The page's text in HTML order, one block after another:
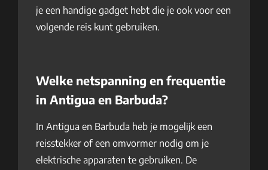
je een handige gadget hebt die je ook voor een
volgende reis kunt gebruiken.
Welke netspanning en frequentie
in Antigua en Barbuda?
In Antigua en Barbuda heb je mogelijk een
reisstekker of een omvormer nodig om je
elektrische apparaten te gebruiken. De